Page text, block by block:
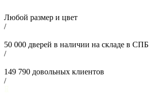
Любой размер и цвет
/
50 000 дверей в наличии на складе в СПБ
/
149 790 довольных клиентов
/